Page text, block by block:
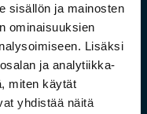
sisällön ja mainosten
ominaisuuksien
Lisäksi
ja analytiikka-
miten käytät
yhdistää näitä